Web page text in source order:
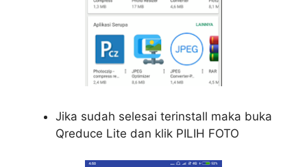
Jika sudah selesai terinstall maka buka
Qreduce Lite dan klik PILIH FOTO